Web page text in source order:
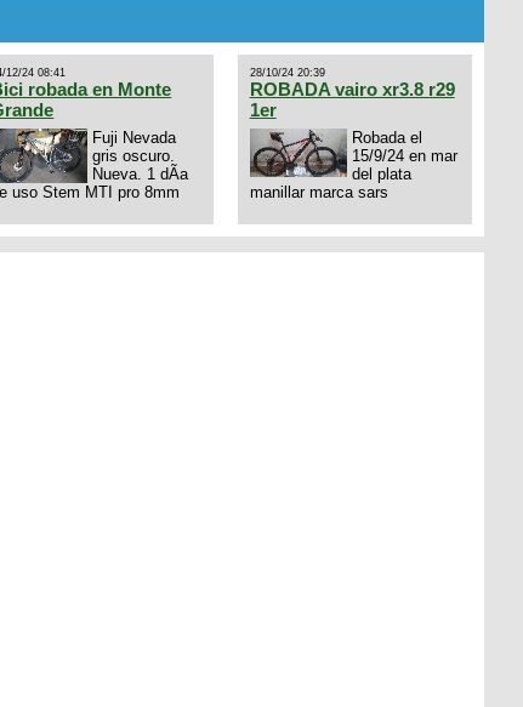
drone de la marca Dji, les
3434568861 saludos
12/24 08:41
robada en Monte
Fuji Nevada
gris oscuro.
Nueva. 1 dÃ­a
uso Stem MTI pro 8mm
28/10/24 20:39
ROBADA vairo xr3.8 r29
1er
Robada el
15/9/24 en mar
del plata
manillar marca sars